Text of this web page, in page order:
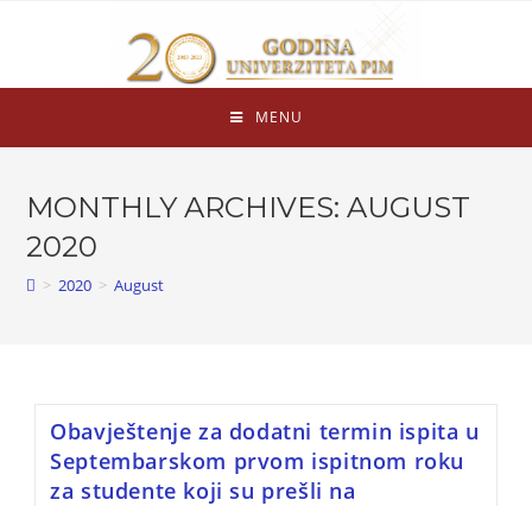
MENU
MONTHLY ARCHIVES: AUGUST
2020
> 2020 > August
Obavještenje za dodatni termin ispita u
Septembarskom prvom ispitnom roku
za studente koji su prešli na